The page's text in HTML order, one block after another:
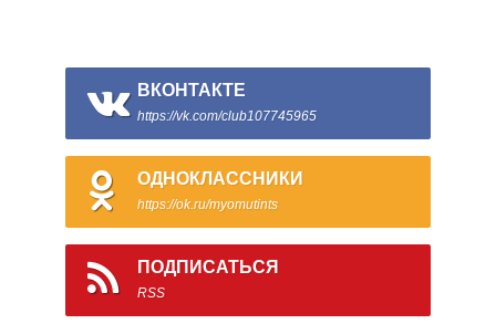
ВКОНТАКТЕ
https://vk.com/club107745965
ОДНОКЛАССНИКИ
https://ok.ru/myomutints
ПОДПИСАТЬСЯ
RSS